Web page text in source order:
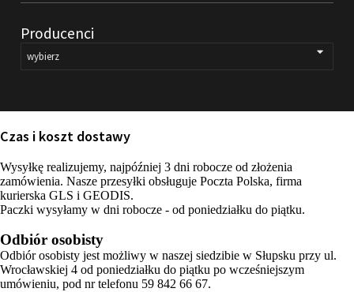
OUTLET
SERWIS I REGENERACJA MASZYN
REGULAMIN
KATALOGI
OBRABIARKI DO DREWNA
SILNIKI ELEKTRYCZNE
PASY KLINOWE
FILMY
KONTAKT
Producenci
Czas i koszt dostawy
Wysyłkę realizujemy, najpóźniej 3 dni robocze od złożenia
zamówienia. Nasze przesyłki obsługuje Poczta Polska, firma
kurierska GLS i GEODIS.
Paczki wysyłamy w dni robocze - od poniedziałku do piątku.
Odbiór osobisty
Odbiór osobisty jest możliwy w naszej siedzibie w Słupsku przy ul.
Wrocławskiej 4 od poniedziałku do piątku po wcześniejszym
umówieniu, pod nr telefonu 59 842 66 67.